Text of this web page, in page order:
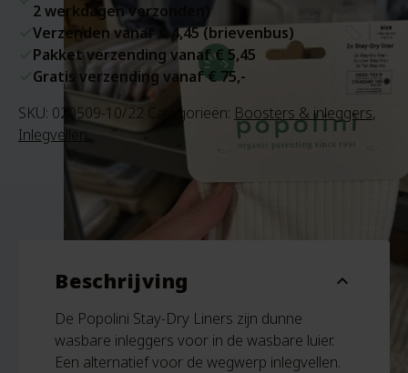
2 werkdagen verzonden)
Verzenden vanaf € 4,45 (brievenbus)
Pakket verzending vanaf € 5,45
Gratis verzending vanaf € 75,-
SKU: 020509-10/22 Categorieën: Boosters & inleggers,
Inlegvellen
Beschrijving expand_more
De Popolini Stay-Dry Liners zijn dunne
wasbare inleggers voor in de wasbare luier.
Een alternatief voor de wegwerp inlegvellen.